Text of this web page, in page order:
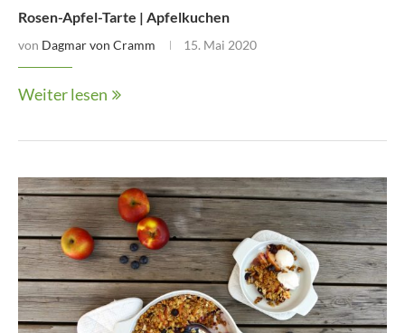
Rosen-Apfel-Tarte | Apfelkuchen
von Dagmar von Cramm 15. Mai 2020
Weiter lesen